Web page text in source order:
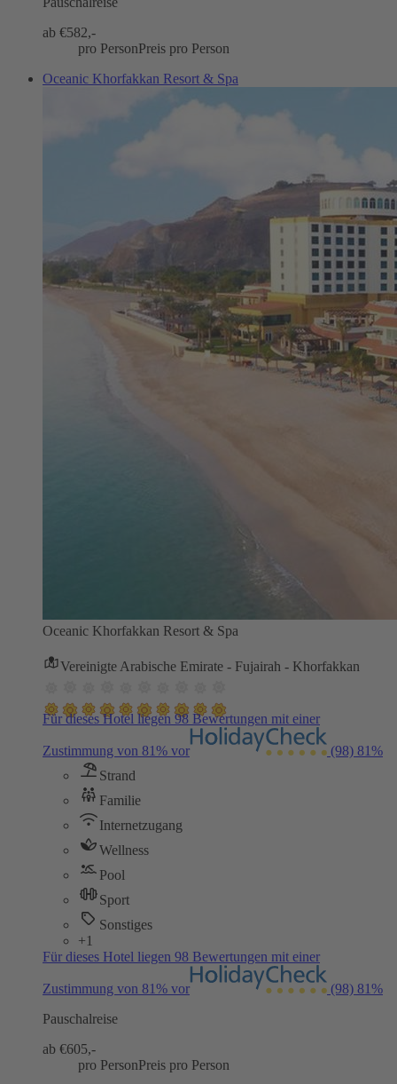
ab €582,-
pro PersonPreis pro Person
Oceanic Khorfakkan Resort & Spa
Oceanic Khorfakkan Resort & Spa
Vereinigte Arabische Emirate - Fujairah - Khorfakkan
Für dieses Hotel liegen 98 Bewertungen mit einer
Zustimmung von 81% vor (98) 81%
Strand
Familie
Internetzugang
Wellness
Pool
Sport
Sonstiges
+1
Für dieses Hotel liegen 98 Bewertungen mit einer
Zustimmung von 81% vor (98) 81%
Pauschalreise
ab €605,-
pro PersonPreis pro Person